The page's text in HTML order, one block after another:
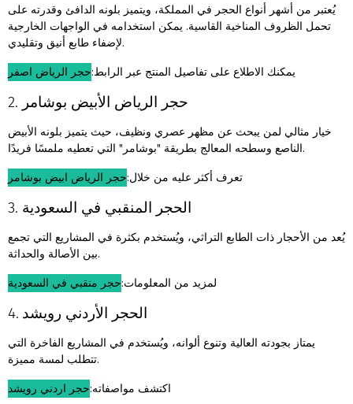
يُعتبر من أشهر أنواع الحجر في المملكة، ويتميز بلونه الدافئ وقدرته على
تحمل الظروف المناخية القاسية. يمكن استخدامه في الواجهات الخارجية
لإضفاء طابع أنيق وتقليدي.
يمكنك الاطلاع على تفاصيل المنتج عبر الرابط:حجر الرياض اصفر
2. حجر الرياض الأبيض بوشامر
خيار مثالي لمن يبحث عن مظهر عصري ونظيف، حيث يتميز بلونه الأبيض
الناصع وسطحه المعالج بطريقة "بوشامر" التي تعطيه ملمسًا فريدًا.
تعرف أكثر عليه من خلال:حجر الرياض ابيض بوشامر
3. الحجر المنقبي في السعودية
يُعد من الأحجار ذات الطابع التراثي، ويُستخدم بكثرة في المشاريع التي تجمع
بين الأصالة والحداثة.
لمزيد من المعلومات:حجر منقبي في السعودية
4. الحجر الأردني رويشد
يمتاز بجودته العالية وتنوع ألوانه، ويُستخدم في المشاريع الفاخرة التي
تتطلب لمسة مميزة.
اكتشف مواصفاته:حجر اردني رويشد